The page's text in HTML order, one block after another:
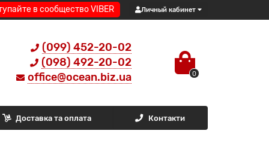
в сообщество VIBER Личный кабинет
(099) 452-20-02
(098) 492-20-02
office@ocean.biz.ua
0
Доставка та оплата Контакти